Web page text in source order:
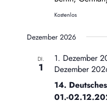
Kostenlos
Dezember 2026
DI.
1
14.
01.-
1. Dezember
Dezember